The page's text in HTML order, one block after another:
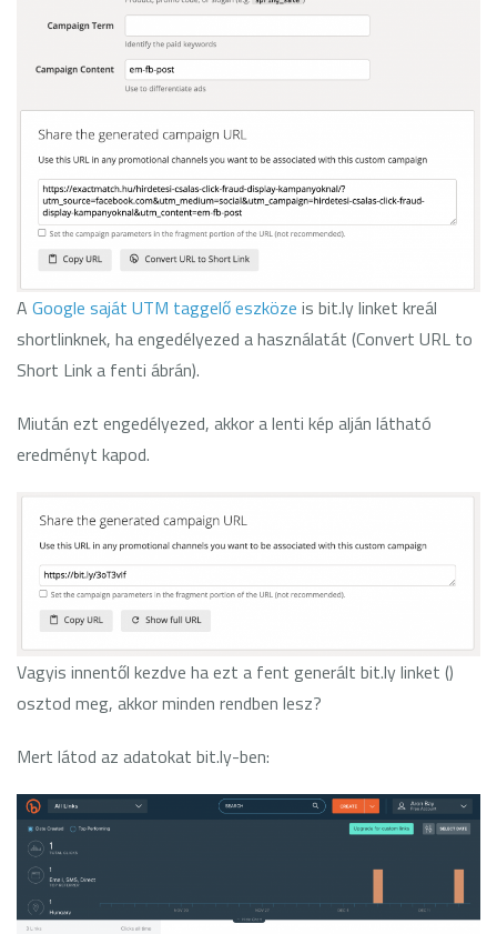
A Google saját UTM taggelő eszköze is bit.ly linket kreál
shortlinknek, ha engedélyezed a használatát (Convert URL to
Short Link a fenti ábrán).
Miután ezt engedélyezed, akkor a lenti kép alján látható
eredményt kapod.
Vagyis innentől kezdve ha ezt a fent generált bit.ly linket ()
osztod meg, akkor minden rendben lesz?
Mert látod az adatokat bit.ly-ben: